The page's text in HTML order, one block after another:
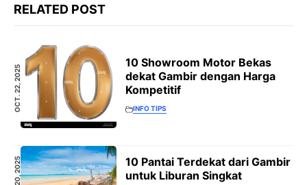
RELATED POST
OCT. 22, 2025
10 Showroom Motor Bekas
dekat Gambir dengan Harga
Kompetitif
INFO TIPS
10 Pantai Terdekat dari Gambir
untuk Liburan Singkat